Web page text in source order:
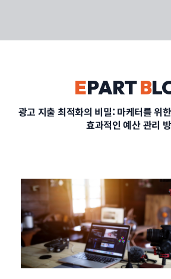
CONTACT
정부지원사업
EPARTB
광고 지출 최적화의 비밀: 마케터를 위
효과적인 예산 관리